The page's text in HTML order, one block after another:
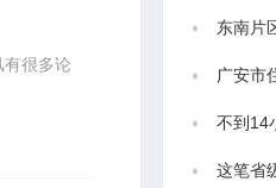
很多论
东南片区
广安市住房
不到14小时
这笔省